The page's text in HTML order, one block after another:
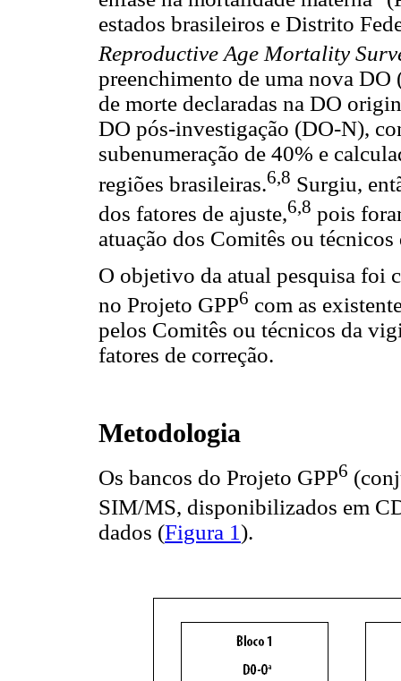
estados brasileiros e Distrito
Reproductive Age Mortality
preenchimento de uma nova
de morte declaradas na DO
DO pós-investigação (DO-N),
subenumeração de 40% e
regiões brasileiras.6,8 Surgiu,
dos fatores de ajuste,6,8 pois
atuação dos Comitês ou
O objetivo da atual pesquisa foi
no Projeto GPP6 com as
pelos Comitês ou técnicos da
fatores de correção.
Metodologia
Os bancos do Projeto GPP6
SIM/MS, disponibilizados em
dados (Figura 1).